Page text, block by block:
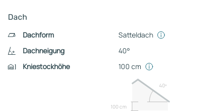
Dach
Dachform
Satteldach
Dachneigung
40°
Kniestockhöhe
100 cm
100 cm
40º